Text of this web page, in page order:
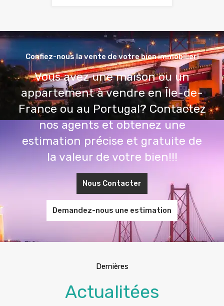
Confiez-nous la vente de votre bien immobilier!
Vous avez une maison ou un
appartement à vendre en Île-de-
France ou au Portugal? Contactez
nos agents et obtenez une
estimation précise et gratuite de
la valeur de votre bien!!!
Nous Contacter
Demandez-nous une estimation
Dernières
Actualitées